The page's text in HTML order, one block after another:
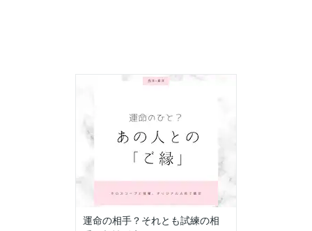
運命の相手？それとも試練の相